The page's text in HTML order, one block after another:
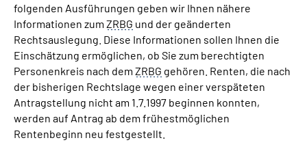
folgenden Ausführungen geben wir Ihnen nähere
Informationen zum ZRBG und der geänderten
Rechtsauslegung. Diese Informationen sollen Ihnen die
Einschätzung ermöglichen, ob Sie zum berechtigten
Personenkreis nach dem ZRBG gehören. Renten, die nach
der bisherigen Rechtslage wegen einer verspäteten
Antragstellung nicht am 1.7.1997 beginnen konnten,
werden auf Antrag ab dem frühestmöglichen
Rentenbeginn neu festgestellt.